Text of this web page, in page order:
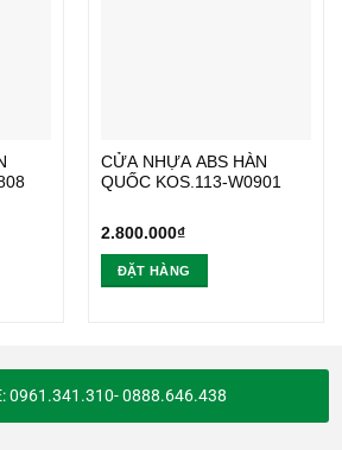
CỬA NHỰA ABS HÀN
QUỐC KOS.113-W0901
2.800.000₫
ĐẶT HÀNG
0961.341.310- 0888.646.438